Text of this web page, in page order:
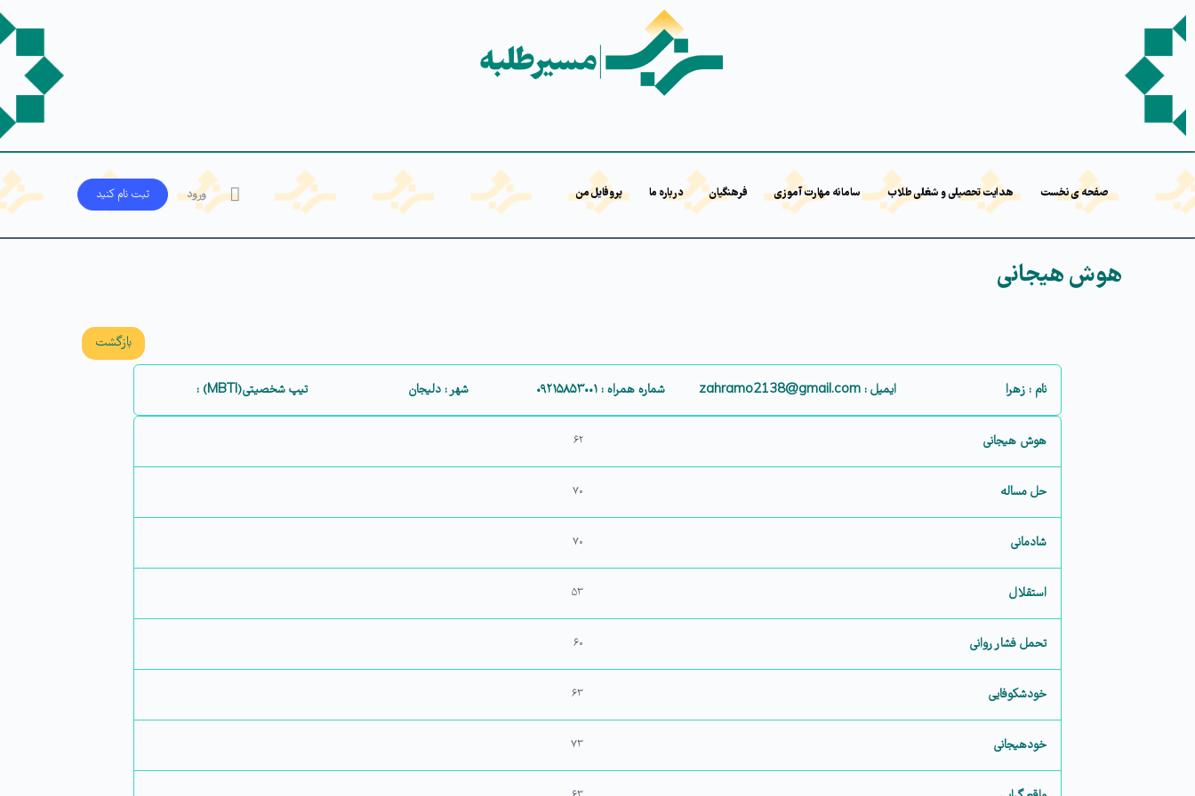
صفحه ی نخست هدایت تحصیلی و شغلی طلاب سامانه مهارت آموزی فرهنگیان درباره ما پروفایل من ورود ثبت‌ نام کنید
هوش هیجانی
بازگشت
نام : زهرا ایمیل : zahramo2138@gmail.com شماره همراه : ۰۹۲۱۵۸۵۳۰۰۱ شهر : دلیجان تیپ شخصیتی(MBTI) :
هوش هیجانی ۶۲
حل مساله ۷۰
شادمانی ۷۰
استقلال ۵۳
تحمل فشار روانی ۶۰
خودشکوفایی ۶۳
خودهیجانی ۷۳